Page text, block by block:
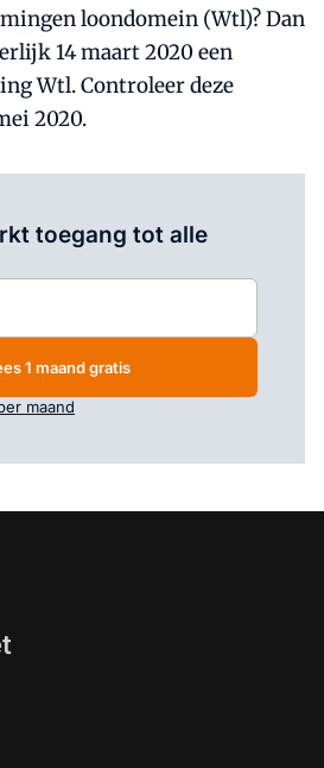
loondomein (Wtl)? Dan
14 maart 2020 een
Wtl. Controleer deze
2020.
toegang tot alle
1 maand gratis
maand